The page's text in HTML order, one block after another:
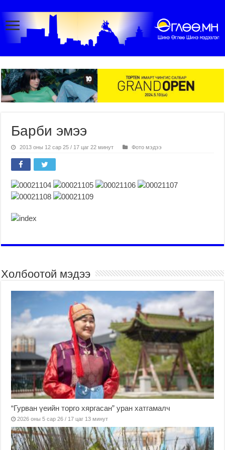
Барби эмээ
2013 оны 12 сар 25 / 17 цаг 22 минут Фото мэдээ
Холбоотой мэдээ
“Гурван үеийн торго хяргасан” уран хатгамалч
2026 оны 5 сар 26 / 17 цаг 13 минут